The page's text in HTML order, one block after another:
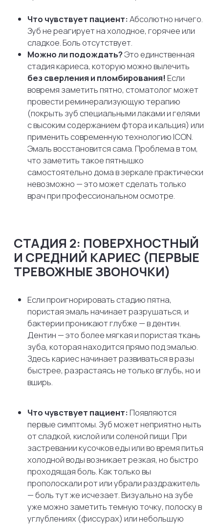
зуба, которая находится прямо под эмалью.
Здесь кариес начинает развиваться в разы
быстрее, разрастаясь не только вглубь, но и
вширь.
Что чувствует пациент: Появляются
первые симптомы. Зуб может неприятно ныть
от сладкой, кислой или соленой пищи. При
застревании кусочков еды или во время питья
холодной воды возникает резкая, но быстро
проходящая боль. Как только вы
прополоскали рот или убрали раздражитель
— боль тут же исчезает. Визуально на зубе
уже можно заметить темную точку, полоску в
углублениях (фиссурах) или небольшую
полость.
Пора ли к врачу?Да, и как можно скорее. На
комфортным, быстрым и относительно
недорогим. Врач аккуратно уберет
поврежденные ткани и поставит аккуратную
световой пломбу. Если затянуть сейчас, то
СТАДИЯ 3: ГЛУБОКИЙ КАРИЕС
(ЖИЗНЬ НА ПОРОГЕ
ПУЛЬПИТА)
бактерии отделяет лишь тончайшая прослойка
здорового дентина. Разрушение зашло так
глубоко, что зуб находится в критическом
состоянии.
Что чувствует пациент:Боль становится
вашим частым спутником. Зуб резко
реагирует на горячий чай, холодный воздух
при вдохе, на механическое нажатие во время
еды. Боль проходит уже не так быстро, как
раньше — она может беспокоить еще 5−10
ожидания на этой стадии — это игра
в рулетку. В любой момент бактерии могут
прорвать последнюю линию обороны
и вызвать пульпит (воспаление нерва).
Лечение глубокого кариеса — это последняя
возможность спасти зуб «живым», не удаляя
из него нерв и не пломбируя каналы.
ОПАСНЫЙ НЕВИДИМКА:
СКРЫТЫЙ КАРИЕС